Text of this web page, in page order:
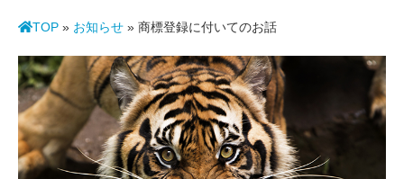
TOP» お知らせ» 商標登録に付いてのお話